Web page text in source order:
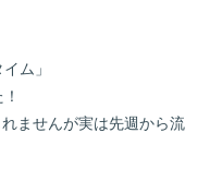
ム」
ませんが実は先週から流